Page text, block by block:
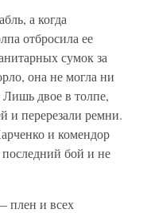
а когда
отбросила ее
сумок за
она не могла ни
Лишь двое в толпе,
и перерезали ремни.
и комендор
бой и не
плен и всех